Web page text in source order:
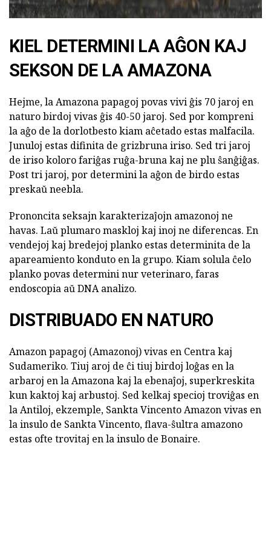
KIEL DETERMINI LA AĜON KAJ
SEKSON DE LA AMAZONA
Hejme, la Amazona papagoj povas vivi ĝis 70 jaroj en
naturo birdoj vivas ĝis 40-50 jaroj. Sed por kompreni
la aĝo de la dorlotbesto kiam aĉetado estas malfacila.
Junuloj estas difinita de grizbruna iriso. Sed tri jaroj
de iriso koloro fariĝas ruĝa-bruna kaj ne plu ŝanĝiĝas.
Post tri jaroj, por determini la aĝon de birdo estas
preskaŭ neebla.
Prononcita seksajn karakterizaĵojn amazonoj ne
havas. Laŭ plumaro maskloj kaj inoj ne diferencas. En
vendejoj kaj bredejoj planko estas determinita de la
apareamiento konduto en la grupo. Kiam solula ĉelo
planko povas determini nur veterinaro, faras
endoscopia aŭ DNA analizo.
DISTRIBUADO EN NATURO
Amazon papagoj (Amazonoj) vivas en Centra kaj
Sudameriko. Tiuj aroj de ĉi tiuj birdoj loĝas en la
arbaroj en la Amazona kaj la ebenaĵoj, superkreskita
kun kaktoj kaj arbustoj. Sed kelkaj specioj troviĝas en
la Antiloj, ekzemple, Sankta Vincento Amazon vivas en
la insulo de Sankta Vincento, flava-ŝultra amazono
estas ofte trovitaj en la insulo de Bonaire.